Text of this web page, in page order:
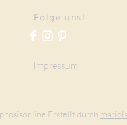
Folge uns!
Impressum
Erstellt durch